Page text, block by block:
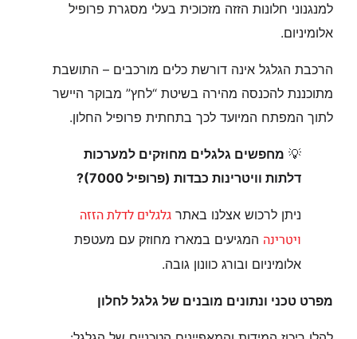
למנגנוני חלונות הזזה מזכוכית בעלי מסגרת פרופיל
אלומיניום.
הרכבת הגלגל אינה דורשת כלים מורכבים – התושבת
מתוכננת להכנסה מהירה בשיטת “לחץ” מבוקר היישר
לתוך המפתח המיועד לכך בתחתית פרופיל החלון.
💡 מחפשים גלגלים מחוזקים למערכות
דלתות וויטרינות כבדות (פרופיל 7000)?
ניתן לרכוש אצלנו באתר גלגלים לדלת הזזה
ויטרינה המגיעים במארז מחוזק עם מעטפת
אלומיניום ובורג כוונון גובה.
מפרט טכני ונתונים מובנים של גלגל לחלון